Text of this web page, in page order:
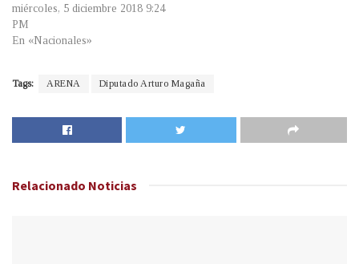
miércoles, 5 diciembre 2018 9:24
PM
En «Nacionales»
Tags: ARENA Diputado Arturo Magaña
Relacionado Noticias